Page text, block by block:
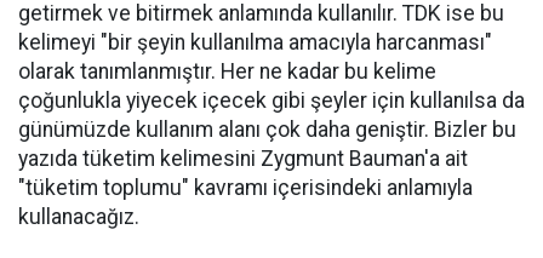
getirmek ve bitirmek anlamında kullanılır. TDK ise bu
kelimeyi "bir şeyin kullanılma amacıyla harcanması"
olarak tanımlanmıştır. Her ne kadar bu kelime
çoğunlukla yiyecek içecek gibi şeyler için kullanılsa da
günümüzde kullanım alanı çok daha geniştir. Bizler bu
yazıda tüketim kelimesini Zygmunt Bauman'a ait
"tüketim toplumu" kavramı içerisindeki anlamıyla
kullanacağız.